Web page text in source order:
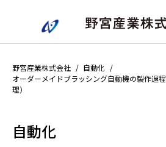
野宮産業株式会社
自動化
オーダーメイドブラッシング自動機の製作過
理）
自動化